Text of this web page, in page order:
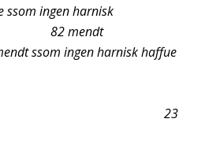
ssom ingen harnisk
mendt
ssom ingen harnisk haffue
23